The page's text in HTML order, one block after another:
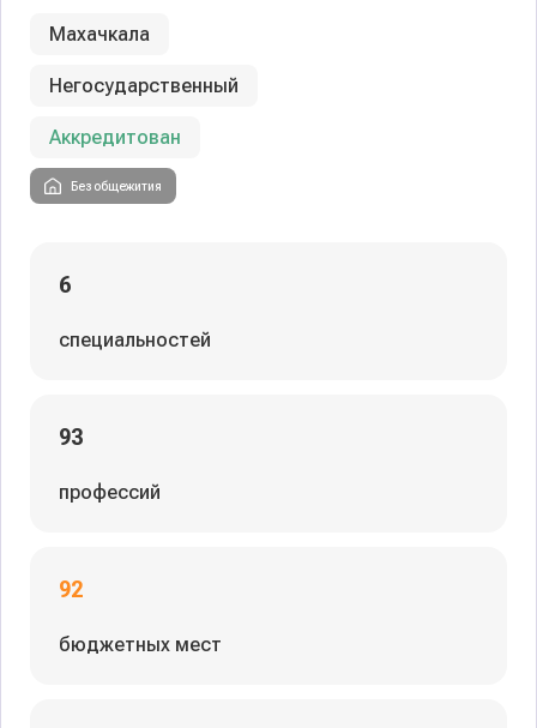
Махачкала
Негосударственный
Аккредитован
Без общежития
6
специальностей
93
профессий
92
бюджетных мест